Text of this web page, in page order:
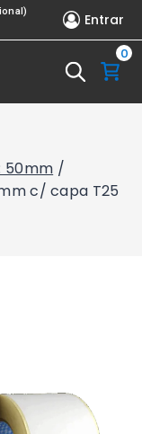
Entrar
0
50mm /
c/ capa T25